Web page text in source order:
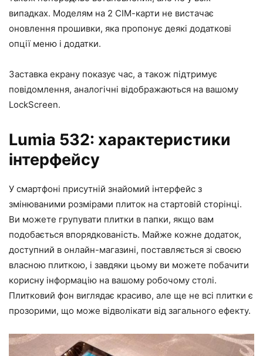
випадках. Моделям на 2 СІМ-карти не вистачає
оновлення прошивки, яка пропонує деякі додаткові
опції меню і додатки.
Заставка екрану показує час, а також підтримує
повідомлення, аналогічні відображаються на вашому
LockScreen.
Lumia 532: характеристики
інтерфейсу
У смартфоні присутній знайомий інтерфейс з
змінюваними розмірами плиток на стартовій сторінці.
Ви можете групувати плитки в папки, якщо вам
подобається впорядкованість. Майже кожне додаток,
доступний в онлайн-магазині, поставляється зі своєю
власною плиткою, і завдяки цьому ви можете побачити
корисну інформацію на вашому робочому столі.
Плитковий фон виглядає красиво, але ще не всі плитки є
прозорими, що може відволікати від загального ефекту.